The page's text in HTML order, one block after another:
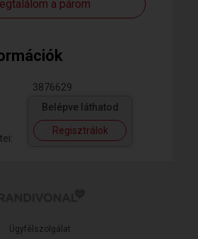
a párom
3876629
Belépve láthatod
Regisztrálok
Ügyfélszolgálat